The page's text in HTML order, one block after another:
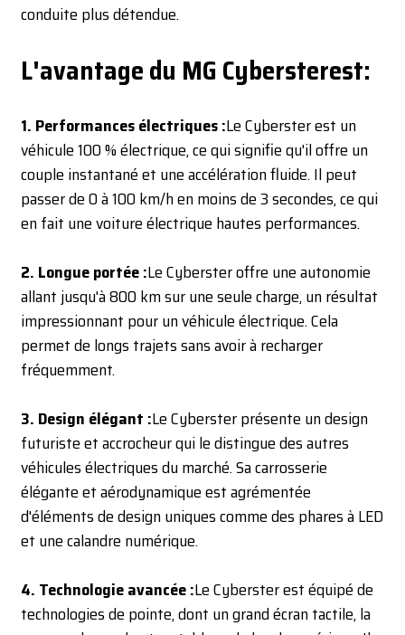
conduite plus détendue.
L'avantage du MG Cybersterest:
1. Performances électriques :Le Cyberster est un
véhicule 100 % électrique, ce qui signifie qu'il offre un
couple instantané et une accélération fluide. Il peut
passer de 0 à 100 km/h en moins de 3 secondes, ce qui
en fait une voiture électrique hautes performances.
2. Longue portée :Le Cyberster offre une autonomie
allant jusqu'à 800 km sur une seule charge, un résultat
impressionnant pour un véhicule électrique. Cela
permet de longs trajets sans avoir à recharger
fréquemment.
3. Design élégant :Le Cyberster présente un design
futuriste et accrocheur qui le distingue des autres
véhicules électriques du marché. Sa carrosserie
élégante et aérodynamique est agrémentée
d'éléments de design uniques comme des phares à LED
et une calandre numérique.
4. Technologie avancée :Le Cyberster est équipé de
technologies de pointe, dont un grand écran tactile, la